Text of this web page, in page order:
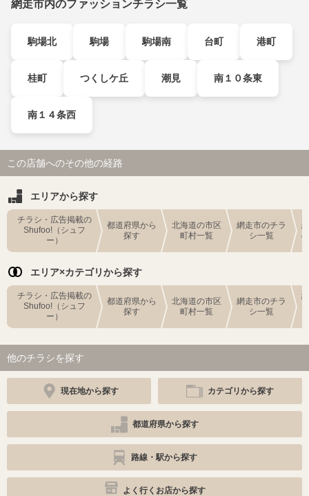
網走市内のファッションチラシ一覧
駒場北 駒場 駒場南 台町 港町
桂町 つくしケ丘 潮見 南１０条東
南１４条西
この店舗へのその他の経路
エリアから探す
チラシ・広告掲載の
Shufoo!（シュフ
ー）
都道府県から
探す
北海道の市区
町村一覧
網走市のチラ
シ一覧
エリア×カテゴリから探す
チラシ・広告掲載の
Shufoo!（シュフ
ー）
都道府県から
探す
北海道の市区
町村一覧
網走市のチラ
シ一覧
他のチラシを探す
現在地から探す カテゴリから探す
都道府県から探す
路線・駅から探す
よく行くお店から探す